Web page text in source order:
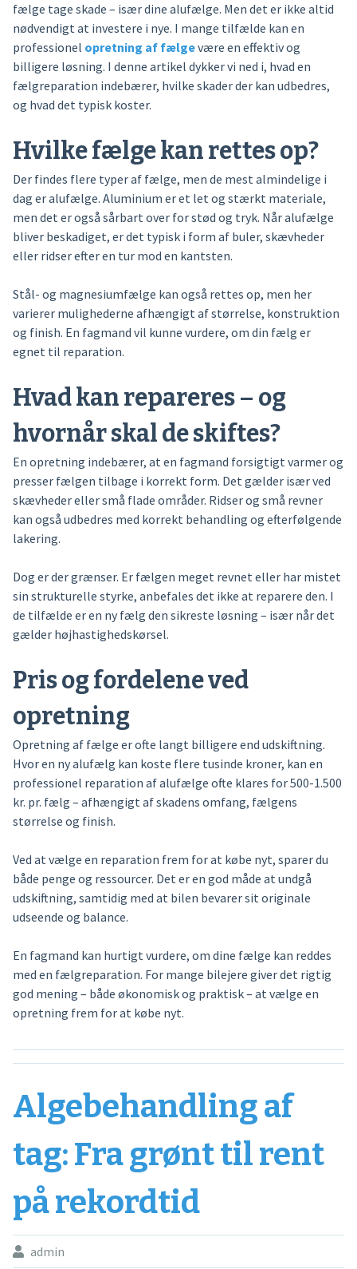
fælge tage skade – især dine alufælge. Men det er ikke altid
nødvendigt at investere i nye. I mange tilfælde kan en
professionel opretning af fælgevære en effektiv og
billigere løsning. I denne artikel dykker vi ned i, hvad en
fælgreparation indebærer, hvilke skader der kan udbedres,
og hvad det typisk koster.
Hvilke fælge kan rettes op?
Der findes flere typer af fælge, men de mest almindelige i
dag er alufælge. Aluminium er et let og stærkt materiale,
men det er også sårbart over for stød og tryk. Når alufælge
bliver beskadiget, er det typisk i form af buler, skævheder
eller ridser efter en tur mod en kantsten.
Stål- og magnesiumfælge kan også rettes op, men her
varierer mulighederne afhængigt af størrelse, konstruktion
og finish. En fagmand vil kunne vurdere, om din fælg er
egnet til reparation.
Hvad kan repareres – og
hvornår skal de skiftes?
En opretning indebærer, at en fagmand forsigtigt varmer og
presser fælgen tilbage i korrekt form. Det gælder især ved
skævheder eller små flade områder. Ridser og små revner
kan også udbedres med korrekt behandling og efterfølgende
lakering.
Dog er der grænser. Er fælgen meget revnet eller har mistet
sin strukturelle styrke, anbefales det ikke at reparere den. I
de tilfælde er en ny fælg den sikreste løsning – især når det
gælder højhastighedskørsel.
Pris og fordelene ved
opretning
Opretning af fælge er ofte langt billigere end udskiftning.
Hvor en ny alufælg kan koste flere tusinde kroner, kan en
professionel reparation af alufælge ofte klares for 500-1.500
kr. pr. fælg – afhængigt af skadens omfang, fælgens
størrelse og finish.
Ved at vælge en reparation frem for at købe nyt, sparer du
både penge og ressourcer. Det er en god måde at undgå
udskiftning, samtidig med at bilen bevarer sit originale
udseende og balance.
En fagmand kan hurtigt vurdere, om dine fælge kan reddes
med en fælgreparation. For mange bilejere giver det rigtig
god mening – både økonomisk og praktisk – at vælge en
opretning frem for at købe nyt.
Algebehandling af
tag: Fra grønt til rent
på rekordtid
admin